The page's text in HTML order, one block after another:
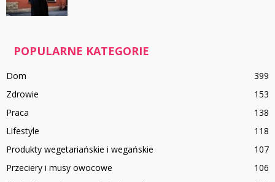
POPULARNE KATEGORIE
Dom
399
Zdrowie
153
Praca
138
Lifestyle
118
Produkty wegetariańskie i wegańskie
107
Przeciery i musy owocowe
106